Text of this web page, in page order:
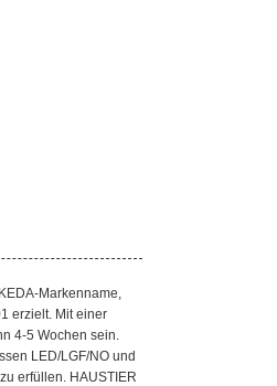
Markenname,
erzielt. Mit einer
4-5 Wochen sein.
LED/LGF/NO und
erfüllen. HAUSTIER